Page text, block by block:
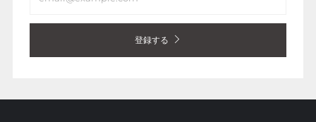
登録する